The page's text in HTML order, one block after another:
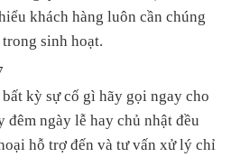
khách hàng luôn cần chúng
sinh hoạt.
kỳ sự cố gì hãy gọi ngay cho
đêm ngày lễ hay chủ nhật đều
hỗ trợ đến và tư vấn xử lý chỉ